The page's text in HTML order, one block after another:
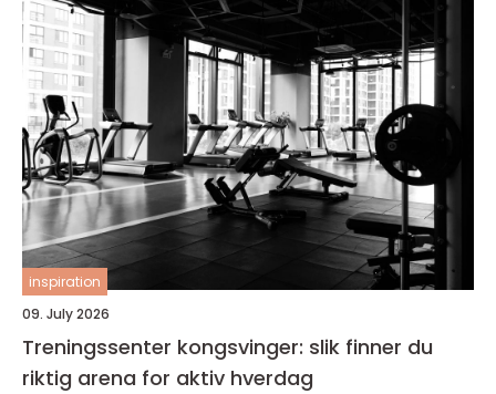
inspiration
09. July 2026
Treningssenter kongsvinger: slik finner du
riktig arena for aktiv hverdag